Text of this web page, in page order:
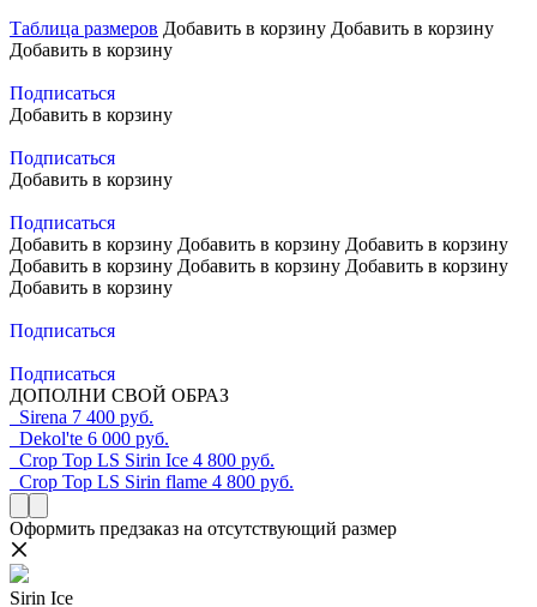
Таблица размеров Добавить в корзину Добавить в корзину
Добавить в корзину
Подписаться
Добавить в корзину
Подписаться
Добавить в корзину
Подписаться
Добавить в корзину Добавить в корзину Добавить в корзину
Добавить в корзину Добавить в корзину Добавить в корзину
Добавить в корзину
Подписаться
Подписаться
ДОПОЛНИ СВОЙ ОБРАЗ
Sirena 7 400 руб.
Dekol'te 6 000 руб.
Crop Top LS Sirin Ice 4 800 руб.
Crop Top LS Sirin flame 4 800 руб.
Оформить предзаказ на отсутствующий размер
Sirin Ice